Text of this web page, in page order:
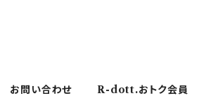
お問い合わせ R-dott.おトク会員